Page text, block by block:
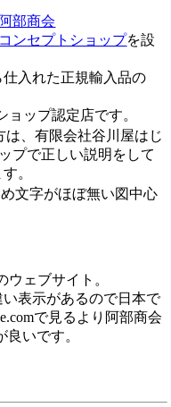
部商会
ンセプトショップを設
入れた正規輸入品の
ップ認定店です。
、有限会社谷川屋はじ
プで正しい説明をして
。
文字がほぼ無い図中心
ェブサイト。
表示があるので日本で
で見るより阿部商会
いです。